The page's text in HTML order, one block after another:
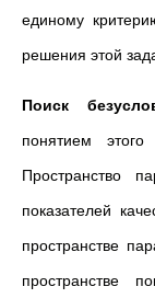
единому
решения этой
Поиск
понятием этого
Пространство
показателей
пространстве
пространстве